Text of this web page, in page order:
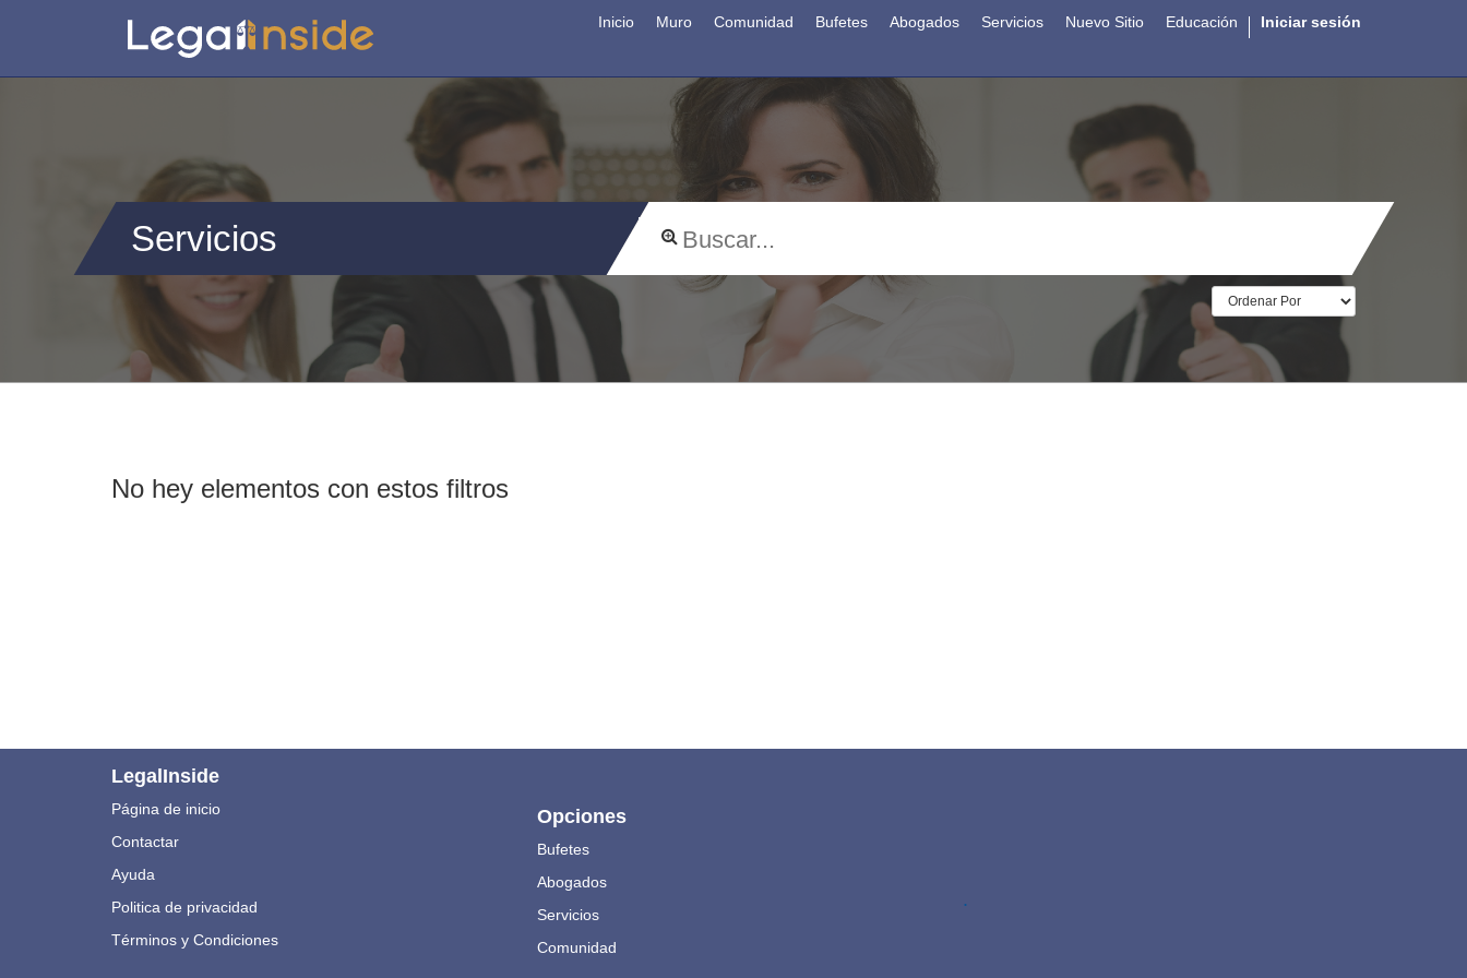
Inicio Muro Comunidad Bufetes Abogados Servicios Nuevo Sitio Educación Iniciar sesión
Servicios
No hey elementos con estos filtros
LegalInside
Página de inicio
Contactar
Ayuda
Politica de privacidad
Términos y Condiciones
Opciones
Bufetes
Abogados
Servicios
Comunidad
.